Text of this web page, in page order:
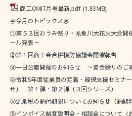
商工OMI7月号最新.pdf (1.83MB)
🍧今月のトピックス🍧
①第５３回おうみ祭り・糸魚川大花火大会
ール発表～
②第１回商工会合併検討協議会開催報告
③一日公庫開催のお知らせ ～資金繰りのご
④令和5年度従業員の定着・確保支援セミナ
せ） 第１弾・第２弾（３回シリーズ）
⑤源泉税の納付期限についてお知らせ（納期
⑥インボイス制度説明会・相談会について（